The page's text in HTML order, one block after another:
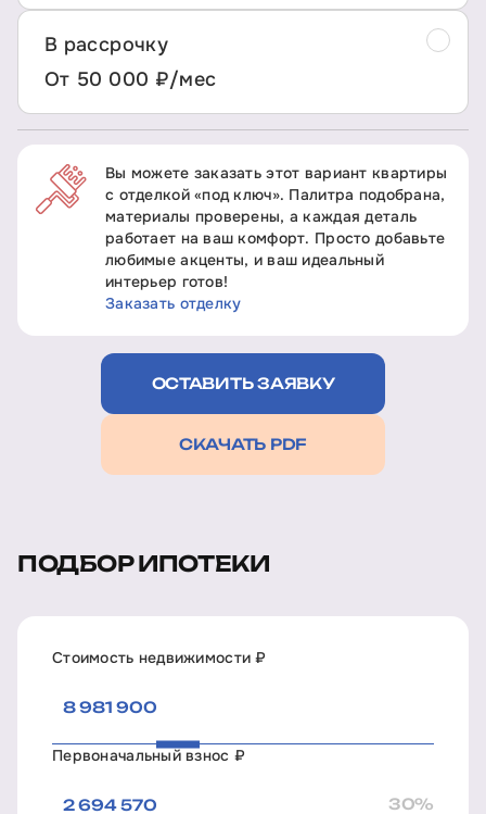
В рассрочку
От 50 000 ₽/мес
Вы можете заказать этот вариант квартиры
с отделкой «под ключ». Палитра подобрана,
материалы проверены, а каждая деталь
работает на ваш комфорт. Просто добавьте
любимые акценты, и ваш идеальный
интерьер готов!
Заказать отделку
ОСТАВИТЬ ЗАЯВКУ
СКАЧАТЬ PDF
ПОДБОР ИПОТЕКИ
Стоимость недвижимости ₽
Первоначальный взнос ₽
30%